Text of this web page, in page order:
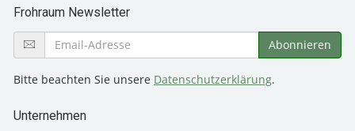
Frohraum Newsletter
Bitte beachten Sie unsere Datenschutzerklärung.
Unternehmen